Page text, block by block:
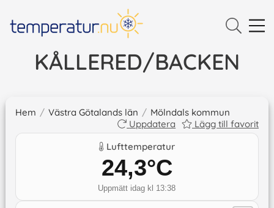
KÅLLERED/BACKEN
Hem / Västra Götalands län / Mölndals kommun
Uppdatera
Lägg till favorit
Lufttemperatur
24,3°C
Uppmätt idag kl 13:38